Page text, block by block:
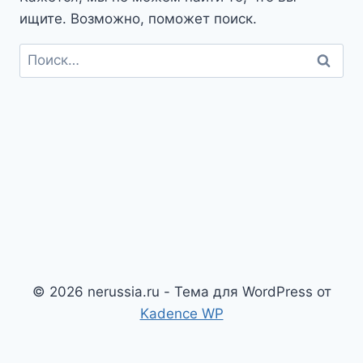
ищите. Возможно, поможет поиск.
Найти:
© 2026 nerussia.ru - Тема для WordPress от
Kadence WP